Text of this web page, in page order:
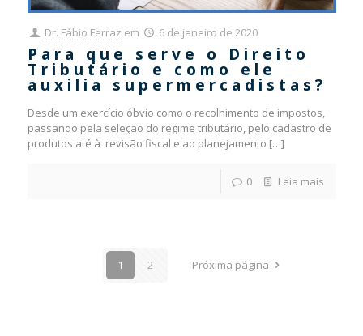
Dr. Fábio Ferraz em 6 de janeiro de 2020
Para que serve o Direito
Tributário e como ele
auxilia supermercadistas?
Desde um exercício óbvio como o recolhimento de impostos,
passando pela seleção do regime tributário, pelo cadastro de
produtos até à revisão fiscal e ao planejamento […]
0 Leia mais
1 2 Próxima página